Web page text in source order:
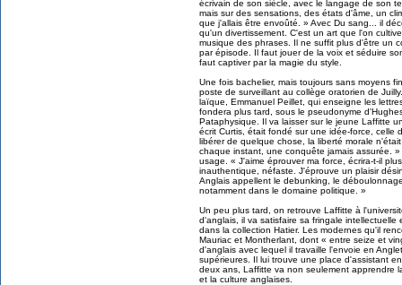
écrivain de son siècle, avec le langage de son
mais sur des sensations, des états d'âme, un
que j'allais être envoûté. » Avec Du sang... il
qu'un divertissement. C'est un art que l'on
musique des phrases. Il ne suffit plus d'être un
par épisode. Il faut jouer de la voix et séduire
faut captiver par la magie du style.
Une fois bachelier, mais toujours sans moyens
poste de surveillant au collège oratorien de
laïque, Emmanuel Peillet, qui enseigne les
fondera plus tard, sous le pseudonyme
Pataphysique. Il va laisser sur le jeune Laffitte
écrit Curtis, était fondé sur une idée-force, celle
libérer de quelque chose, la liberté morale
chaque instant, une conquête jamais assurée.
usage. « J'aime éprouver ma force, écrira-t-il
inauthentique, néfaste. J'éprouve un plaisir
Anglais appellent le debunking, le
notamment dans le domaine politique. »
Un peu plus tard, on retrouve Laffitte à
d'anglais, il va satisfaire sa fringale
dans la collection Hatier. Les modernes qu'il
Mauriac et Montherlant, dont « entre seize et
d'anglais avec lequel il travaille l'envoie en
supérieures. Il lui trouve une place d'assistant
deux ans, Laffitte va non seulement apprendre
et la culture anglaises.